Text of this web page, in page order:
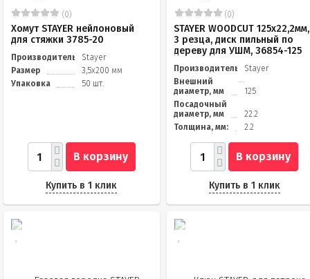
(0)
Хомут STAYER нейлоновый
для стяжки 3785-20
Производитель
Stayer
Размер
3,5х200 мм
Упаковка
50 шт.
В корзину
Купить в 1 клик
(0)
STAYER WOODCUT 125х22,2мм,
3 резца, диск пильный по
дереву для УШМ, 36854-125
Производитель
Stayer
Внешний
диаметр, мм
125
Посадочный
диаметр, мм
22.2
Толщина, мм:
2.2
В корзину
Купить в 1 клик